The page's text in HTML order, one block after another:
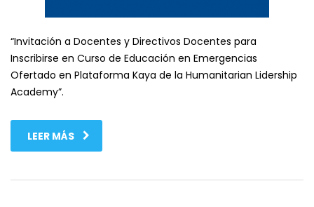
“Invitación a Docentes y Directivos Docentes para
Inscribirse en Curso de Educación en Emergencias
Ofertado en Plataforma Kaya de la Humanitarian Lidership
Academy”.
LEER MÁS